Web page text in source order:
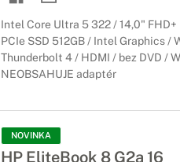
Intel Core Ultra 5 322 / 14,0"
PCIe SSD 512GB / Intel Graphics /
Thunderbolt 4 / HDMI / bez DVD /
NEOBSAHUJE adaptér
NOVINKA
HP EliteBook 8 G2a 16